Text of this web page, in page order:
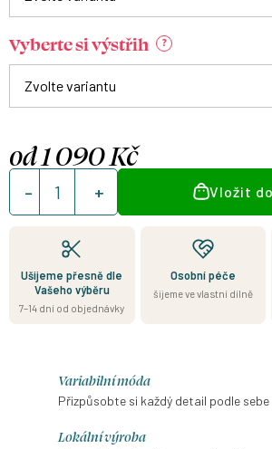
Vyberte si výstřih ?
od1 090 Kč
Měrná
cena:
Vložit
Ušijeme přesně dle
Vašeho výběru
7–14 dní od objednávky
Osobní péče
šijeme ve vlastní dílně
Variabilní móda
Přizpůsobte si každý detail podle sebe
Lokální výroba